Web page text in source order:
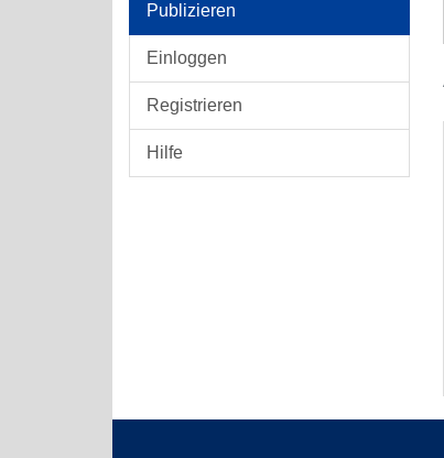
Publizieren
Einloggen
Registrieren
Hilfe